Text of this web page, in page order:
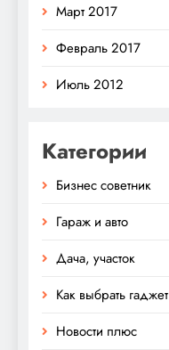
Март 2017
Февраль 2017
Июль 2012
Категории
Бизнес советник
Гараж и авто
Дача, участок
Как выбрать гаджет
Новости плюс